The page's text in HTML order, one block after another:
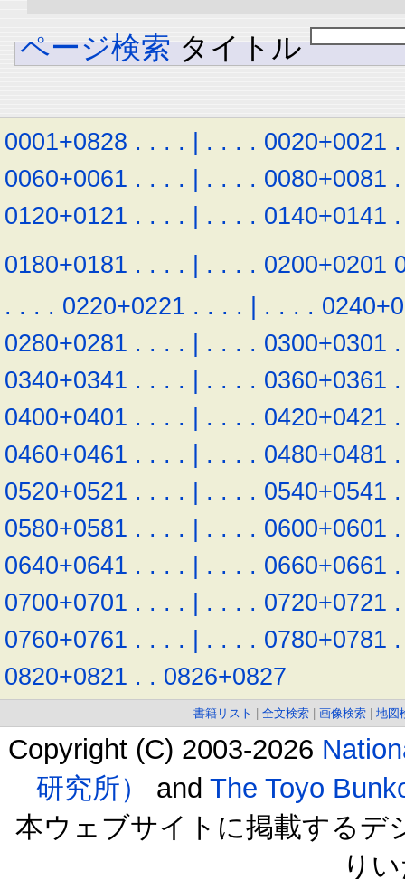
ページ検索 タイトル
0001+0828 . . . . | . . . . 0020+0021 .
0060+0061 . . . . | . . . . 0080+0081 .
0120+0121 . . . . | . . . . 0140+0141 .
0180+0181 . . . . | . . . . 0200+0201
. . . . 0220+0221 . . . . | . . . .
0280+0281 . . . . | . . . . 0300+0301 .
0340+0341 . . . . | . . . . 0360+0361 .
0400+0401 . . . . | . . . . 0420+0421 .
0460+0461 . . . . | . . . . 0480+0481 .
0520+0521 . . . . | . . . . 0540+0541 .
0580+0581 . . . . | . . . . 0600+0601 .
0640+0641 . . . . | . . . . 0660+0661 .
0700+0701 . . . . | . . . . 0720+0721 .
0760+0761 . . . . | . . . . 0780+0781 .
0820+0821 . . 0826+0827
書籍リスト 全文検索 画像検索 地図
Copyright (C) 2003-2026
研究所）
and The Toyo
本ウェブサイトに掲載するデ
り